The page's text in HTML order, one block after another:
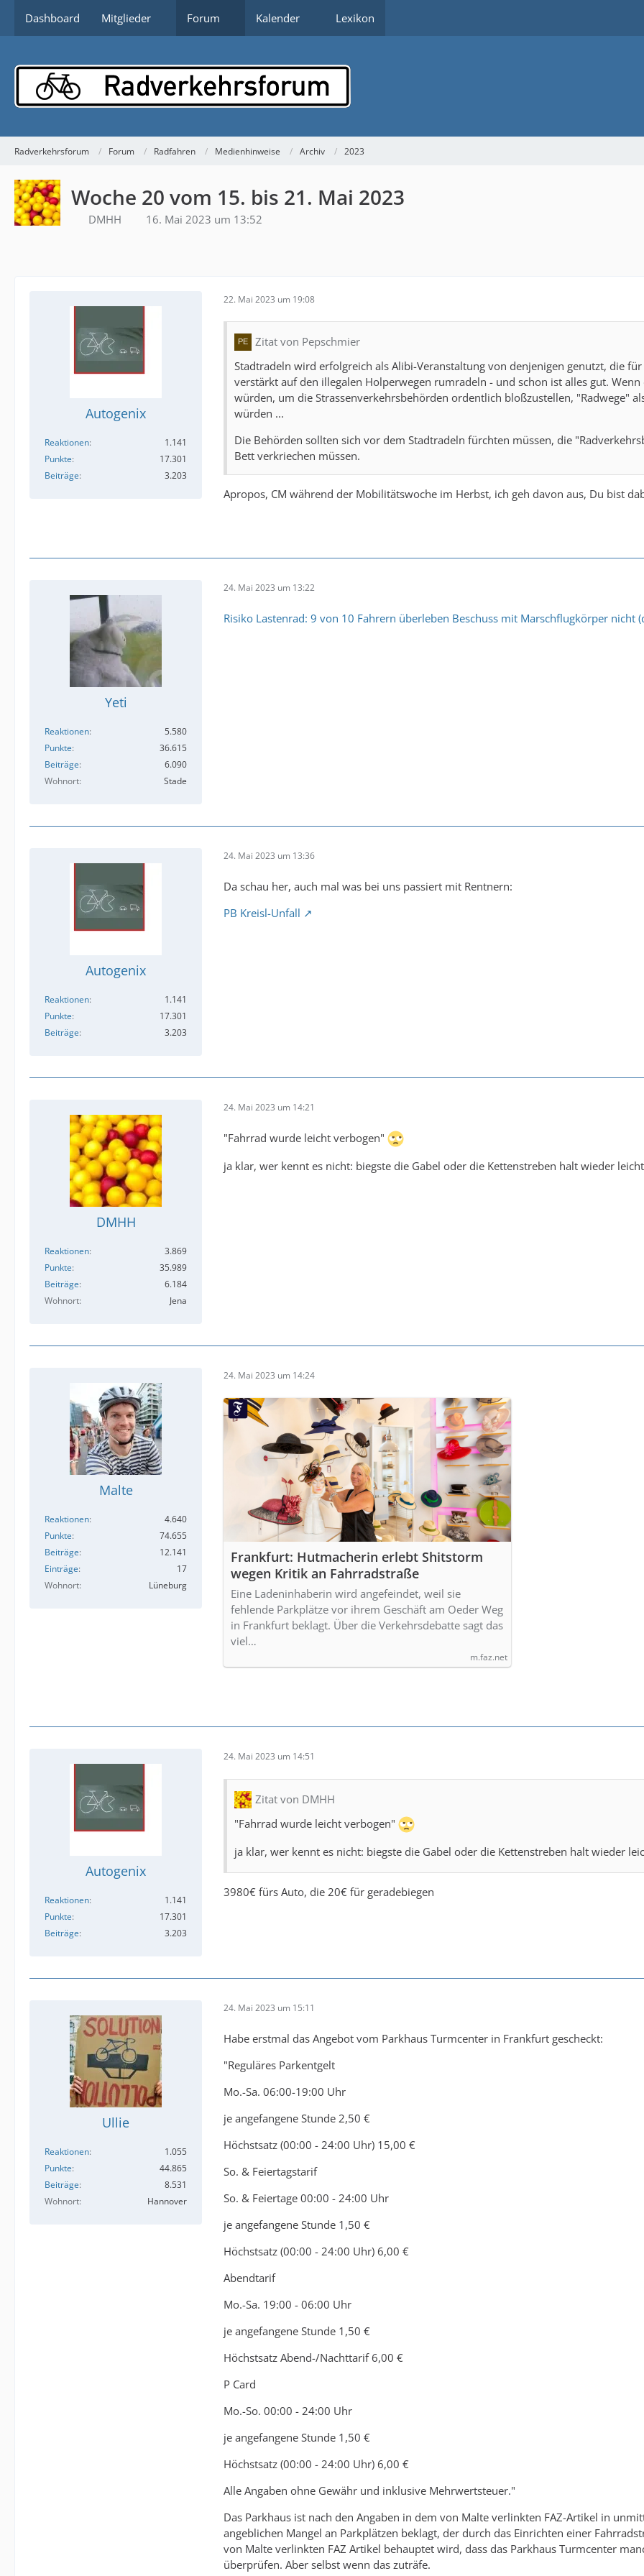
Dashboard Mitglieder Forum Kalender Lexikon
Radverkehrsforum Forum Radfahren Medienhinweise Archiv 2023
Woche 20 vom 15. bis 21. Mai 2023
DMHH 16. Mai 2023 um 13:52
Autogenix
Reaktionen
1.141
Punkte
17.301
Beiträge
3.203
22. Mai 2023 um 19:08
Zitat von Pepschmier
Stadtradeln wird erfolgreich als Alibi-Veranstaltung von denjenigen genutzt, die
verstärkt auf den illegalen Holperwegen rumradeln - und schon ist alles gut.
würden, um die Strassenverkehrsbehörden ordentlich bloßzustellen, "Radwege"
würden ...
Die Behörden sollten sich vor dem Stadtradeln fürchten müssen, die
Bett verkriechen müssen.
Apropos, CM während der Mobilitätswoche im Herbst, ich geh davon aus, Du bist
Yeti
Reaktionen
5.580
Punkte
36.615
Beiträge
6.090
Wohnort
Stade
24. Mai 2023 um 13:22
Risiko Lastenrad: 9 von 10 Fahrern überleben Beschuss mit Marschflugkörper nicht
Autogenix
Reaktionen
1.141
Punkte
17.301
Beiträge
3.203
24. Mai 2023 um 13:36
Da schau her, auch mal was bei uns passiert mit Rentnern:
PB Kreisl-Unfall
DMHH
Reaktionen
3.869
Punkte
35.989
Beiträge
6.184
Wohnort
Jena
24. Mai 2023 um 14:21
"Fahrrad wurde leicht verbogen"
ja klar, wer kennt es nicht: biegste die Gabel oder die Kettenstreben halt wieder
Malte
Reaktionen
4.640
Punkte
74.655
Beiträge
12.141
Einträge
17
Wohnort
Lüneburg
24. Mai 2023 um 14:24
Frankfurt: Hutmacherin erlebt Shitstorm
wegen Kritik an Fahrradstraße
Eine Ladeninhaberin wird angefeindet, weil sie
fehlende Parkplätze vor ihrem Geschäft am Oeder Weg
in Frankfurt beklagt. Über die Verkehrsdebatte sagt das
viel…
m.faz.net
Autogenix
Reaktionen
1.141
Punkte
17.301
Beiträge
3.203
24. Mai 2023 um 14:51
Zitat von DMHH
"Fahrrad wurde leicht verbogen"
ja klar, wer kennt es nicht: biegste die Gabel oder die Kettenstreben halt wieder
3980€ fürs Auto, die 20€ für geradebiegen
Ullie
Reaktionen
1.055
Punkte
44.865
Beiträge
8.531
Wohnort
Hannover
24. Mai 2023 um 15:11
Habe erstmal das Angebot vom Parkhaus Turmcenter in Frankfurt gescheckt:
"Reguläres Parkentgelt
Mo.-Sa. 06:00-19:00 Uhr
je angefangene Stunde 2,50 €
Höchstsatz (00:00 - 24:00 Uhr) 15,00 €
So. & Feiertagstarif
So. & Feiertage 00:00 - 24:00 Uhr
je angefangene Stunde 1,50 €
Höchstsatz (00:00 - 24:00 Uhr) 6,00 €
Abendtarif
Mo.-Sa. 19:00 - 06:00 Uhr
je angefangene Stunde 1,50 €
Höchstsatz Abend-/Nachttarif 6,00 €
P Card
Mo.-So. 00:00 - 24:00 Uhr
je angefangene Stunde 1,50 €
Höchstsatz (00:00 - 24:00 Uhr) 6,00 €
Alle Angaben ohne Gewähr und inklusive Mehrwertsteuer."
Das Parkhaus ist nach den Angaben in dem von Malte verlinkten FAZ-Artikel in
angeblichen Mangel an Parkplätzen beklagt, der durch das Einrichten einer
von Malte verlinkten FAZ Artikel behauptet wird, dass das Parkhaus Turmcenter
überprüfen. Aber selbst wenn das zuträfe.